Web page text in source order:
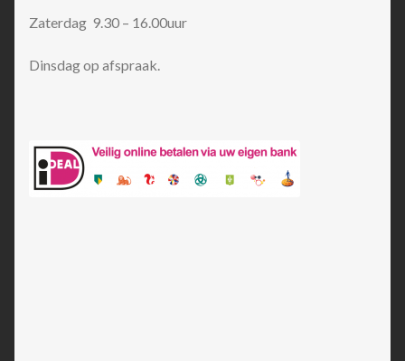
Zaterdag 9.30 – 16.00uur
Dinsdag op afspraak.